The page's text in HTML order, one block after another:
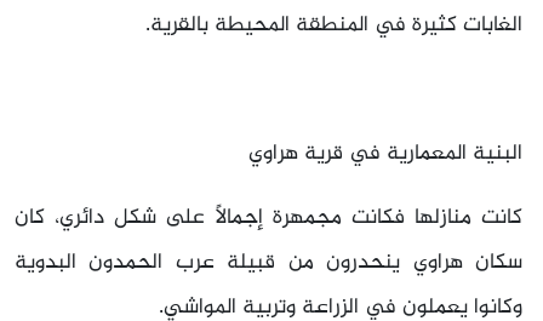
الغابات كثيرة في المنطقة المحيطة بالقرية.
البنية المعمارية في قرية هراوي
كانت منازلها فكانت مجمهرة إجمالاً على شكل دائري، كان
سكان هراوي ينحدرون من قبيلة عرب الحمدون البدوية
وكانوا يعملون في الزراعة وتربية المواشي.